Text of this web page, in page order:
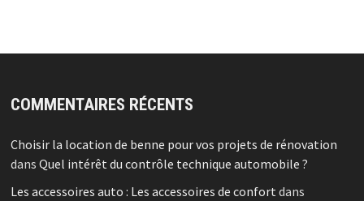
COMMENTAIRES RÉCENTS
Choisir la location de benne pour vos projets de rénovation
dans Quel intérêt du contrôle technique automobile ?
Les accessoires auto : Les accessoires de confort dans